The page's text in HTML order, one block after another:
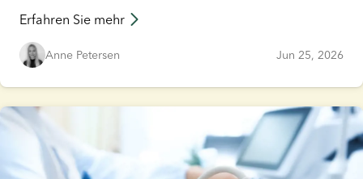
schrittweise auf 15–30 % ab. Die Erfolgschancen einer
IVF werden von verschiedenen Faktoren beeinflusst,
darunter Alter, allgemeiner Gesundheitszustand und
mögliche Fruchtbarkeitsprobleme. Wenn Sie mithilfe
einer IVF eine Familie gründen möchten, finden Sie in
diesem Artikel alle wichtigen Informationen.
Erfahren Sie mehr
Anne Petersen Jun 25, 2026